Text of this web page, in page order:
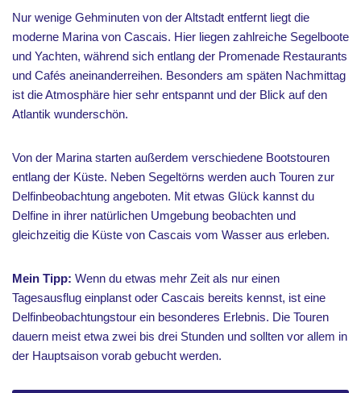
Nur wenige Gehminuten von der Altstadt entfernt liegt die
moderne Marina von Cascais. Hier liegen zahlreiche Segelboote
und Yachten, während sich entlang der Promenade Restaurants
und Cafés aneinanderreihen. Besonders am späten Nachmittag
ist die Atmosphäre hier sehr entspannt und der Blick auf den
Atlantik wunderschön.
Von der Marina starten außerdem verschiedene Bootstouren
entlang der Küste. Neben Segeltörns werden auch Touren zur
Delfinbeobachtung angeboten. Mit etwas Glück kannst du
Delfine in ihrer natürlichen Umgebung beobachten und
gleichzeitig die Küste von Cascais vom Wasser aus erleben.
Mein Tipp: Wenn du etwas mehr Zeit als nur einen
Tagesausflug einplanst oder Cascais bereits kennst, ist eine
Delfinbeobachtungstour ein besonderes Erlebnis. Die Touren
dauern meist etwa zwei bis drei Stunden und sollten vor allem in
der Hauptsaison vorab gebucht werden.